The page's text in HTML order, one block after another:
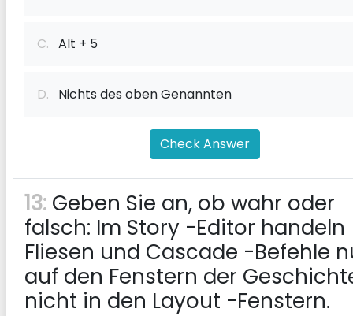
C. Alt + 5
D. Nichts des oben Genannten
Check Answer
13: Geben Sie an, ob wahr oder
falsch: Im Story -Editor handeln
Fliesen und Cascade -Befehle
auf den Fenstern der
nicht in den Layout -Fenstern.